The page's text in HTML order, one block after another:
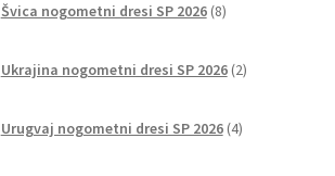
Švica nogometni dresi SP 2026 8izdelkov
Ukrajina nogometni dresi SP 2026 2izdelka
Urugvaj nogometni dresi SP 2026 4izdelki